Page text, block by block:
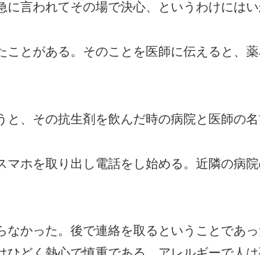
言われてその場で決心、というわけにはい
とがある。そのことを医師に伝えると、
、その抗生剤を飲んだ時の病院と医師の名
ホを取り出し電話をし始める。近隣の病
かった。後で連絡を取るということであっ